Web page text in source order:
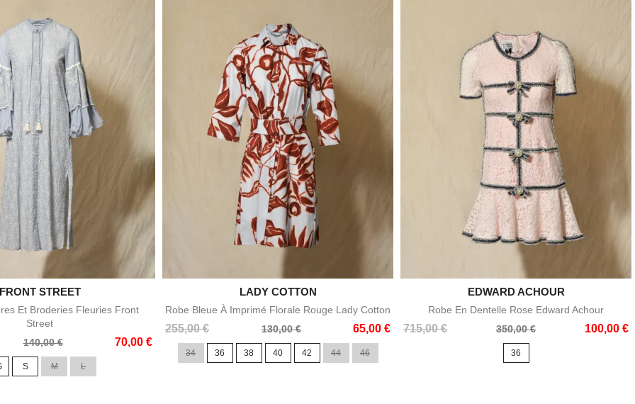
Aperçu rapide
FRONT STREET
Et Broderies Fleuries Front
Street
140,00 € 70,00 €
S M L
Aperçu rapide
LADY COTTON
Robe Bleue À Imprimé Florale Rouge Lady Cotton
255,00 €
Prix
base
130,00 € 65,00 €
Prix
34 36 38 40 42 44 46
Aperçu rapide
EDWARD ACHOUR
Robe En Dentelle Rose Edward Achour
715,00 €
Prix
350,00 € 100,00 €
Prix
36